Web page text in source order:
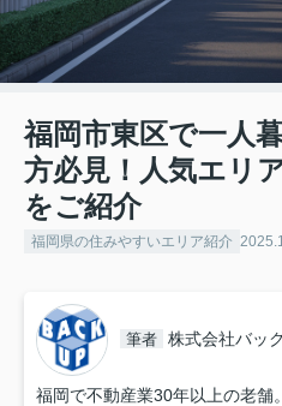
福岡市東区で一人
方必見！人気エリ
をご紹介
福岡県の住みやすいエリア紹介
筆者 株式会社バッ
福岡で不動産業30年以上の老舗